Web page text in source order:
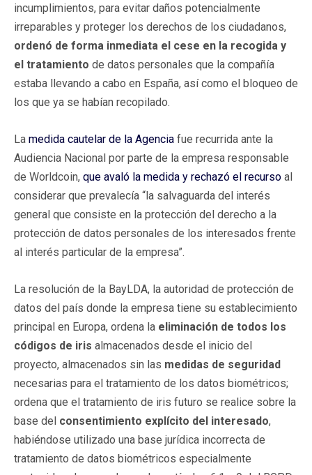
incumplimientos, para evitar daños potencialmente
irreparables y proteger los derechos de los ciudadanos,
ordenó de forma inmediata el cese en la recogida y
el tratamiento de datos personales que la compañía
estaba llevando a cabo en España, así como el bloqueo de
los que ya se habían recopilado.
La medida cautelar de la Agencia fue recurrida ante la
Audiencia Nacional por parte de la empresa responsable
de Worldcoin, que avaló la medida y rechazó el recurso al
considerar que prevalecía “la salvaguarda del interés
general que consiste en la protección del derecho a la
protección de datos personales de los interesados frente
al interés particular de la empresa”.
La resolución de la BayLDA, la autoridad de protección de
datos del país donde la empresa tiene su establecimiento
principal en Europa, ordena la eliminación de todos los
códigos de iris almacenados desde el inicio del
proyecto, almacenados sin las medidas de seguridad
necesarias para el tratamiento de los datos biométricos;
ordena que el tratamiento de iris futuro se realice sobre la
base del consentimiento explícito del interesado,
habiéndose utilizado una base jurídica incorrecta de
tratamiento de datos biométricos especialmente